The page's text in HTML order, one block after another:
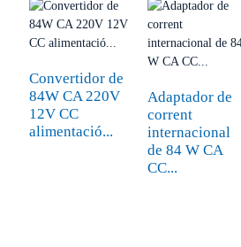
Convertidor de
84W CA 220V
12V CC
alimentació...
Adaptador de
corrent
internacional
de 84 W CA
CC...